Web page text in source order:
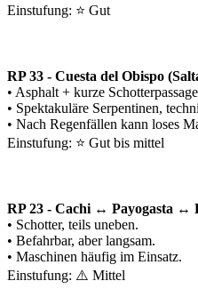
Einstufung: ⭐ Gut
RP 33 - Cuesta del Obispo
• Asphalt + kurze
• Spektakuläre Serpentinen,
• Nach Regenfällen kann loses
Einstufung: ⭐ Gut bis mittel
RP 23 - Cachi ↔ Payogasta ↔
• Schotter, teils uneben.
• Befahrbar, aber langsam.
• Maschinen häufig im Einsatz.
Einstufung: ⚠️ Mittel